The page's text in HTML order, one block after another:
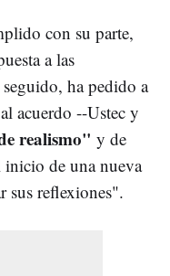
con su parte,
a las
ha pedido a
acuerdo --Ustec y
realismo" y de
de una nueva
sus reflexiones".